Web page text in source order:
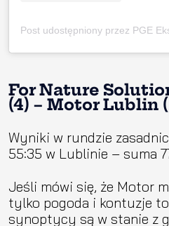
For Nature
(4) – Motor Lublin
Wyniki w rundzie
55:35 w Lublinie – suma
Jeśli mówi się, że Motor
tylko pogoda i kontuzje
synoptycy są w stanie z